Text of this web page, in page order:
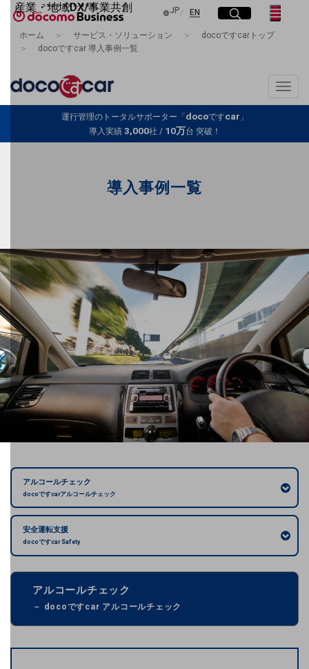
産業・地域DX/事業共創
OPEN HUB for Plural Futures
自律・分散・協調型社会の実現を目指し、
OPEN HUB for Plural Futuresとは
イベント/ウェビナー
記事コンテンツ
プレイヤー(カタリスト/パートナー企業)
Smart World
企業と地域が持続成長する社会を目指します
Smart Worksite
生成AI(Generative AI)
地域の取り組み
地域社会を支える皆さまと地域課題の解決や
地域経済のさらなる活性化に取り組みます
自治体・地域社会との共創
LGPF(Local Government Platform)
別ウィンドウで開きます
サービス・ソリューション・モバイル
DXに関する課題を解決する
サービス・ソリューションをご紹介
カテゴリーで探すTOP
ネットワーク・モバイル
クラウド・データセンター
電話・映像コミュニケーション
JP日本語
ENEnglishサイト内検索
開く メニュー
開く
フリーワードでNTTドコモビジネスの
ホーム サービス・ソリューション
docoですcarトップ
docoですcar 導入事例一覧
Toggle
運行管理のトータルサポーター「 docoですcar 」
導入実績 3,000社 / 10万台 突破！
導入事例一覧
アルコールチェック
docoですcarアルコールチェック
安全運転支援
docoですcar Safety
アルコールチェック
－ docoですcar アルコールチェック